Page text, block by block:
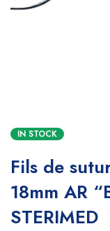
IN STOCK
Fils de
18mm AR
STERIMED